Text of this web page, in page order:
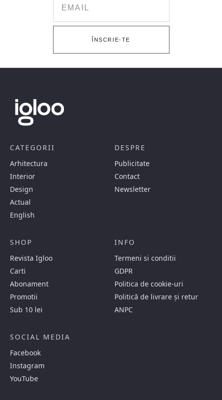
ÎNSCRIE-TE
CATEGORII
Arhitectura
Interior
Design
Actual
English
DESPRE
Publicitate
Contact
Newsletter
SHOP
Revista Igloo
Carti
Abonament
Promotii
Sub 10 lei
INFO
Termeni si conditii
GDPR
Politica de cookie-uri
Politică de livrare și retur
ANPC
SOCIAL MEDIA
Facebook
Instagram
YouTube